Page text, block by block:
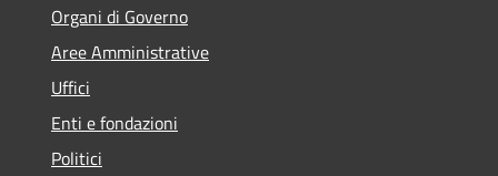
Organi di Governo
Aree Amministrative
Uffici
Enti e fondazioni
Politici